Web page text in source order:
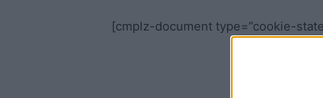
[cmplz-document type=”cookie-